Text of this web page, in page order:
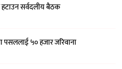
सर्वदलीय बैठक
पसललाई ५० हजार जरिवाना